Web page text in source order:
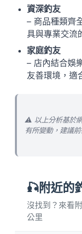
資深釣友
– 商品種類齊
具與專業交流
家庭釣友
– 店內結合娛
友善環境，適
⚠️ 以上分析基於
有所變動，建議
🎣附近的
沒找到？來看
公里